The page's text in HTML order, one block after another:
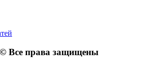
Все права защищены